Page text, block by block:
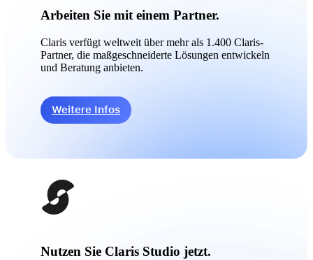
Arbeiten Sie mit einem Partner.
Claris verfügt weltweit über mehr als 1.400 Claris-
Partner, die maßgeschneiderte Lösungen entwickeln
und Beratung anbieten.
Weitere Infos
Nutzen Sie Claris Studio jetzt.